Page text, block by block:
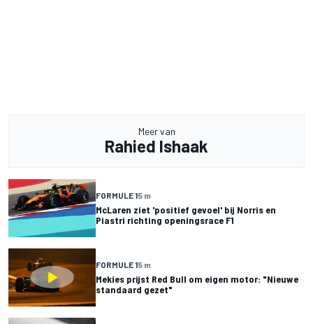
Meer van
Rahied Ishaak
FORMULE 15 m
McLaren ziet 'positief gevoel' bij Norris en
Piastri richting openingsrace F1
FORMULE 15 m
Mekies prijst Red Bull om eigen motor: "Nieuwe
standaard gezet"